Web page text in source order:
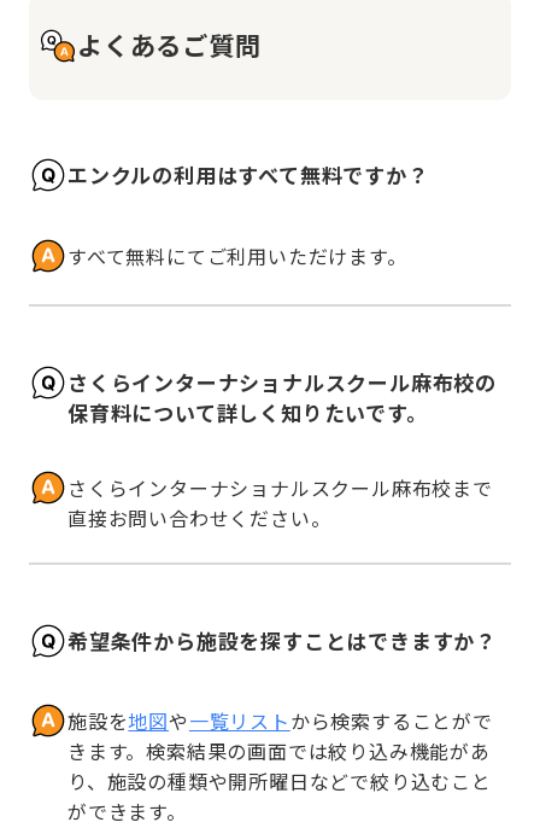
よくあるご質問
エンクルの利用はすべて無料ですか？
すべて無料にてご利用いただけます。
さくらインターナショナルスクール麻布校の
保育料について詳しく知りたいです。
さくらインターナショナルスクール麻布校まで
直接お問い合わせください。
希望条件から施設を探すことはできますか？
施設を地図や一覧リストから検索することがで
きます。検索結果の画面では絞り込み機能があ
り、施設の種類や開所曜日などで絞り込むこと
ができます。